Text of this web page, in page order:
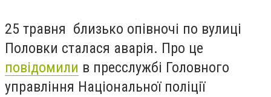
25 травня близько опівночі по вулиці
Половки сталася аварія. Про це
повідомили в пресслужбі Головного
управління Національної поліції